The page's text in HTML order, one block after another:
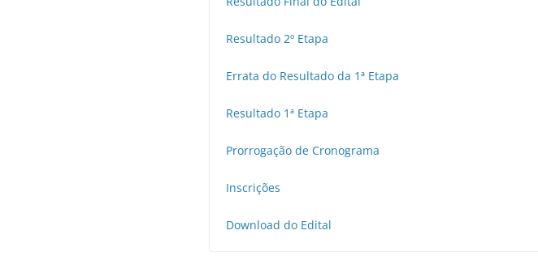
Resultado 2º Etapa
Errata do Resultado da 1ª Etapa
Resultado 1ª Etapa
Prorrogação de Cronograma
Inscrições
Download do Edital